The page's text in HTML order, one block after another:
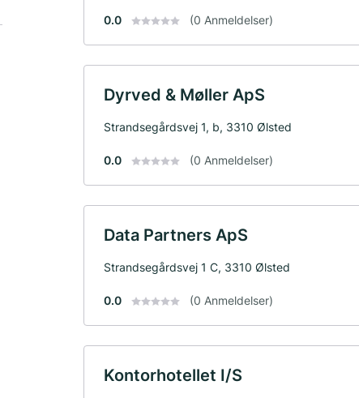
0.0 (0 Anmeldelser)
Dyrved & Møller ApS
Strandsegårdsvej 1, b, 3310 Ølsted
0.0 (0 Anmeldelser)
Data Partners ApS
Strandsegårdsvej 1 C, 3310 Ølsted
0.0 (0 Anmeldelser)
Kontorhotellet I/S